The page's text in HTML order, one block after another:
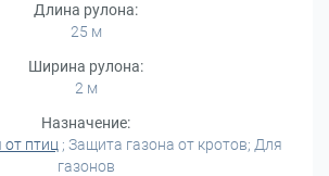
Длина рулона:
25 м
Ширина рулона:
2 м
Назначение:
птиц ; Защита газона от кротов; Для
газонов